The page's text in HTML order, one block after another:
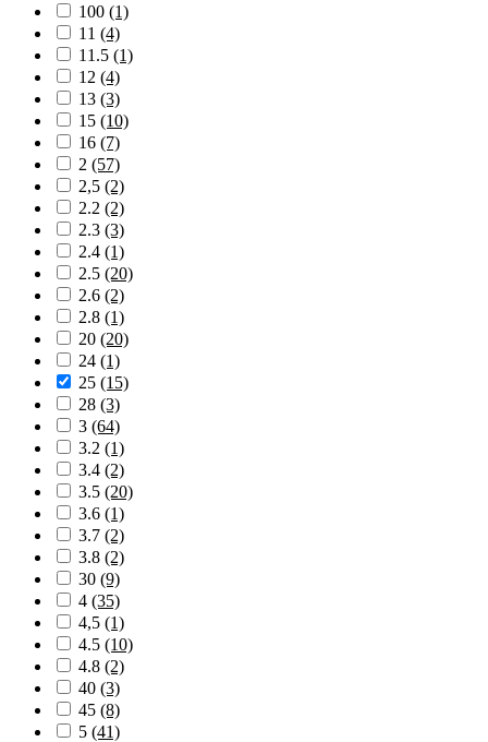
100 (1)
11 (4)
11.5 (1)
12 (4)
13 (3)
15 (10)
16 (7)
2 (57)
2,5 (2)
2.2 (2)
2.3 (3)
2.4 (1)
2.5 (20)
2.6 (2)
2.8 (1)
20 (20)
24 (1)
25 (15)
28 (3)
3 (64)
3.2 (1)
3.4 (2)
3.5 (20)
3.6 (1)
3.7 (2)
3.8 (2)
30 (9)
4 (35)
4,5 (1)
4.5 (10)
4.8 (2)
40 (3)
45 (8)
5 (41)